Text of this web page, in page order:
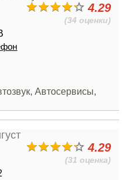
4.29
(34 оценки)
Автосервисы,
4.29
(31 оценка)